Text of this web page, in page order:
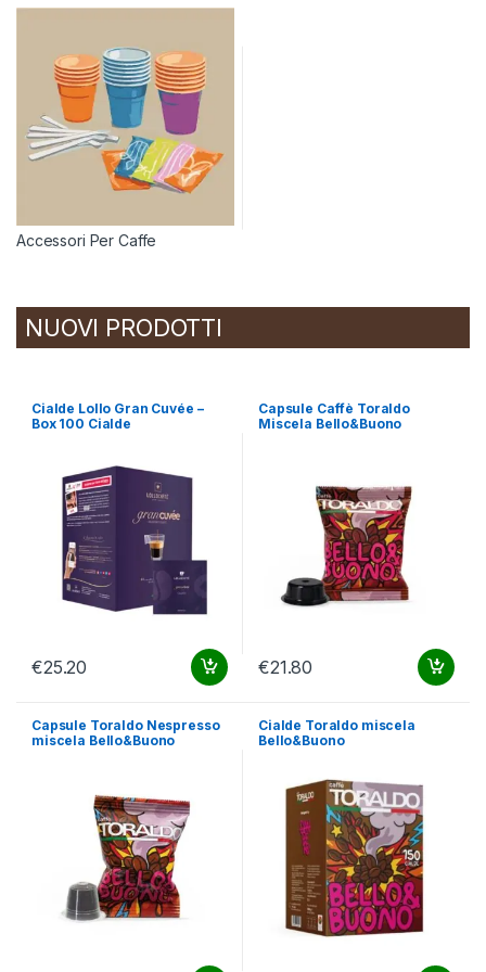
Accessori Per Caffe
NUOVI PRODOTTI
Cialde Lollo Gran Cuvée –
Box 100 Cialde
€25.20
Capsule Caffè Toraldo
Miscela Bello&Buono
€21.80
Capsule Toraldo Nespresso
miscela Bello&Buono
Cialde Toraldo miscela
Bello&Buono